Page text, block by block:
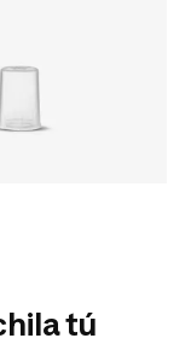
tú